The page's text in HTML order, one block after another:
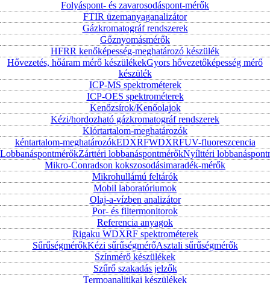
Folyáspont- és zavarosodáspont-mérők
FTIR üzemanyaganalizátor
Gázkromatográf rendszerek
Gőznyomásmérők
HFRR kenőképesség-meghatározó készülék
Hővezetés, hőáram mérő készülékekGyors hővezetőképesség mérő
készülék
ICP-MS spektrométerek
ICP-OES spektrométerek
Kenőzsírok/Kenőolajok
Kézi/hordozható gázkromatográf rendszerek
Klórtartalom-meghatározók
kéntartalom-meghatározókEDXRFWDXRFUV-fluoreszcencia
LobbanáspontmérőkZárttéri lobbanáspontmérőkNyílttéri
Mikro-Conradson kokszosodásimaradék-mérők
Mikrohullámú feltárók
Mobil laboratóriumok
Olaj-a-vízben analizátor
Por- és filtermonitorok
Referencia anyagok
Rigaku WDXRF spektrométerek
SűrűségmérőkKézi sűrűségmérőAsztali sűrűségmérők
Színmérő készülékek
Szűrő szakadás jelzők
Termoanalitikai készülékek